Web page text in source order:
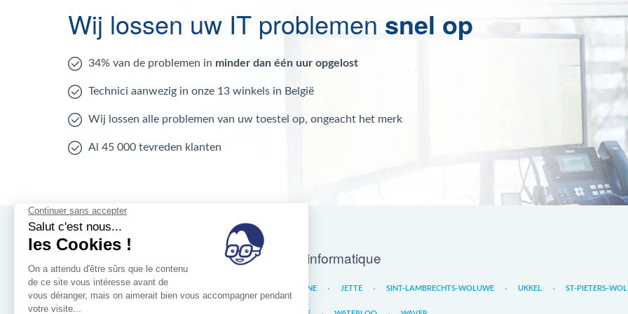
Wij lossen uw IT problemen snel op
34% van de problemen in minder dan één uur opgelost
Technici aanwezig in onze 13 winkels in België
Wij lossen alle problemen van uw toestel op, ongeacht het merk
Al 45 000 tevreden klanten
Nos magasins d'informatique
ELSENE JETTE SINT-LAMBRECHTS-WOLUWE UKKEL ST-PIETERS-